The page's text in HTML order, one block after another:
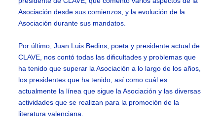
Asociación desde sus comienzos, y la evolución de la
Asociación durante sus mandatos.
Por último, Juan Luis Bedins, poeta y presidente actual de
CLAVE, nos contó todas las dificultades y problemas que
ha tenido que superar la Asociación a lo largo de los años,
los presidentes que ha tenido, así como cuál es
actualmente la línea que sigue la Asociación y las diversas
actividades que se realizan para la promoción de la
literatura valenciana.